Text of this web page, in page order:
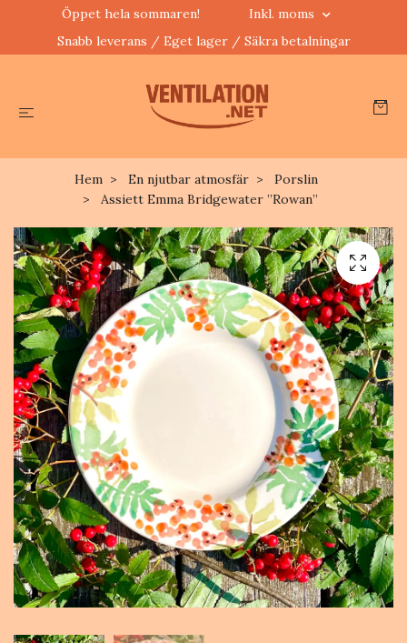
Öppet hela sommaren!
Inkl. moms
Snabb leverans / Eget lager / Säkra betalningar
Hem En njutbar atmosfär
Porslin
Assiett Emma Bridgewater ”Rowan”